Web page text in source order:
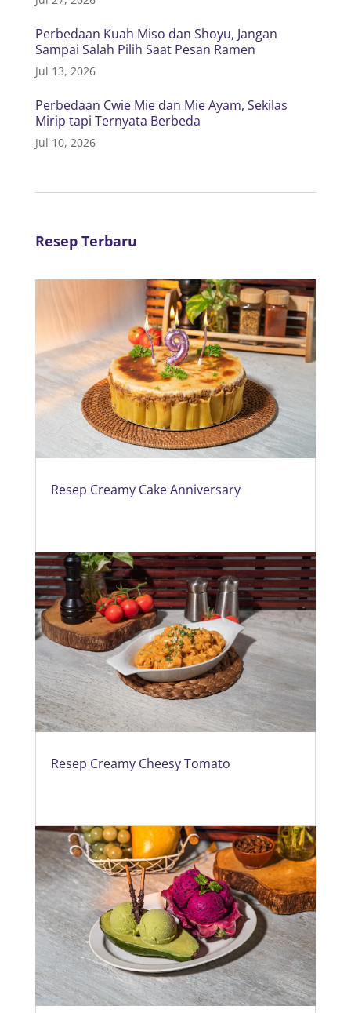
Perbedaan Kuah Miso dan Shoyu, Jangan
Sampai Salah Pilih Saat Pesan Ramen
Jul 13, 2026
Perbedaan Cwie Mie dan Mie Ayam, Sekilas
Mirip tapi Ternyata Berbeda
Jul 10, 2026
Resep Terbaru
Resep Creamy Cake Anniversary
Resep Creamy Cheesy Tomato